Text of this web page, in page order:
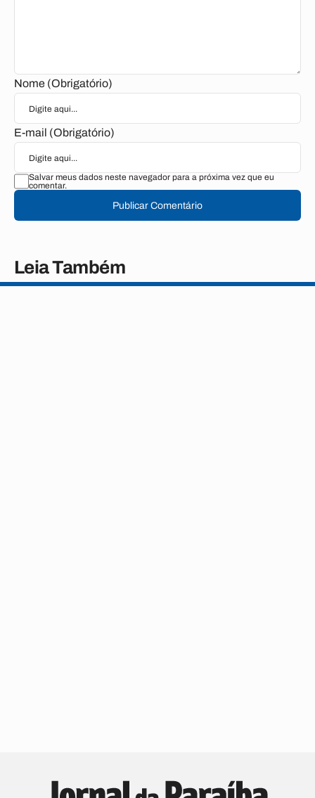
Nome (Obrigatório)
E-mail (Obrigatório)
Salvar meus dados neste navegador para a próxima vez que eu
comentar.
Publicar Comentário
Leia Também